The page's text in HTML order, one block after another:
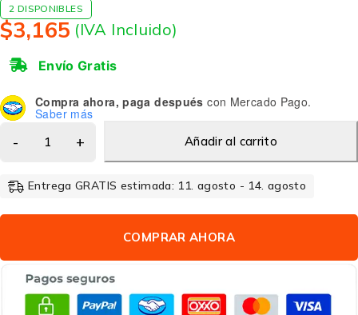
2 DISPONIBLES
$3,165 (IVA Incluido)
Envío Gratis
Compra ahora, paga después con Mercado Pago.
Saber más
Añadir al carrito
Entrega GRATIS estimada: 11. agosto - 14. agosto
COMPRAR AHORA